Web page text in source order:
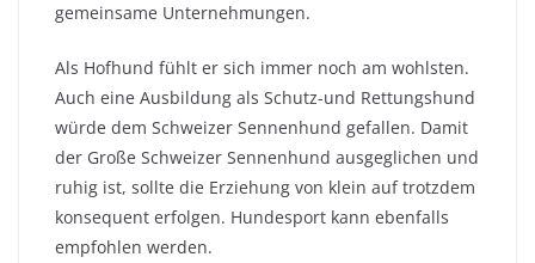
gemeinsame Unternehmungen.
Als Hofhund fühlt er sich immer noch am wohlsten.
Auch eine Ausbildung als Schutz-und Rettungshund
würde dem Schweizer Sennenhund gefallen. Damit
der Große Schweizer Sennenhund ausgeglichen und
ruhig ist, sollte die Erziehung von klein auf trotzdem
konsequent erfolgen. Hundesport kann ebenfalls
empfohlen werden.